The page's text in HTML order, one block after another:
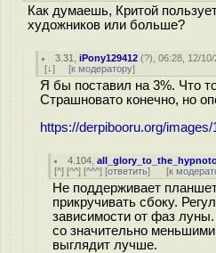
Как думаешь, Критой
художников или больше?
3.31 ,iPony129412 (?), 06:28, 12/
[↓] [к модератору]
Я бы поставил на 3%. Что
Страшновато конечно, но
https://derpibooru.org/images/
4.104 ,
[^] [^^] [^^^] [ответить] [к
Не поддерживает
прикручивать сбоку.
зависимости от фаз
со значительно меньшими
выглядит лучше.